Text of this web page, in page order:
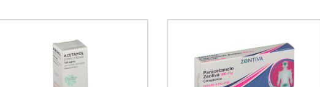
e Fanghi: Sconto fino al 40% valido oggi!